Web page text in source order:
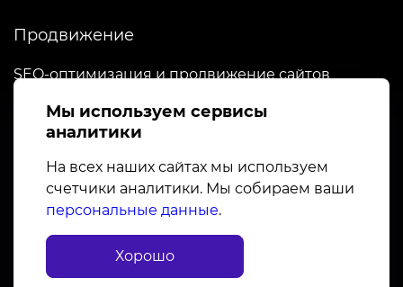
Продвижение
SEO-оптимизация и продвижение сайтов
Настройка контекстной рекламы
Дизайн
Разработка дизайна сайта
Разработка фирменного стиля компании
Мы используем сервисы
аналитики
На всех наших сайтах мы используем
счетчики аналитики. Мы собираем ваши
персональные данные.
Хорошо